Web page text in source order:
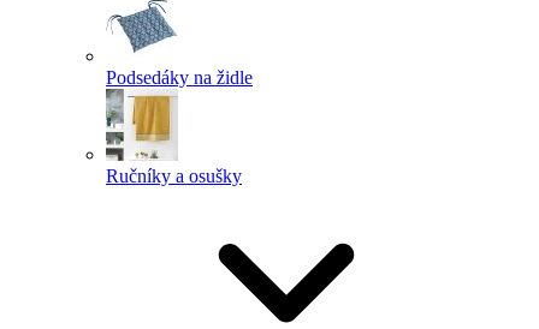
Podsedáky na židle
Ručníky a osušky